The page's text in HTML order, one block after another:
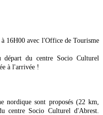
à 16H00 avec l'Office de Tourisme
du centre Socio Culturel
à l'arrivée !
nordique sont proposés (22 km,
centre Socio Culturel d'Abrest.